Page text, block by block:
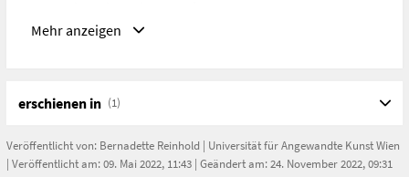
Im Buch werden die biografischen Spuren von Schütte-
Lihotzky nachgezeichnet, ihre Wiener Wohnungen und
Desbordes und Bärbel Danneberg.
Mehr anzeigen
erschienen in (1)
Veröffentlicht von: Bernadette Reinhold | Universität für Angewandte Kunst Wien
| Veröffentlicht am: 09. Mai 2022, 11:43 | Geändert am: 24. November 2022, 09:31